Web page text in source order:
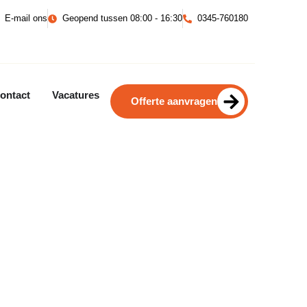
E-mail ons Geopend tussen 08:00 - 16:30 0345-760180
Vacatures
Offerte aanvragen